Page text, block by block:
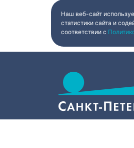
Наш веб-сайт
статистики сайта и
соответствии с